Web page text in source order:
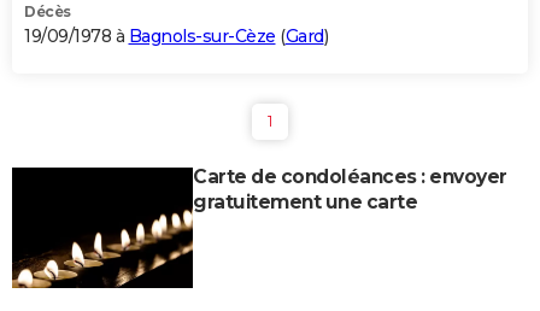
Décès
19/09/1978 à Bagnols-sur-Cèze (Gard)
1
Carte de condoléances : envoyer
gratuitement une carte